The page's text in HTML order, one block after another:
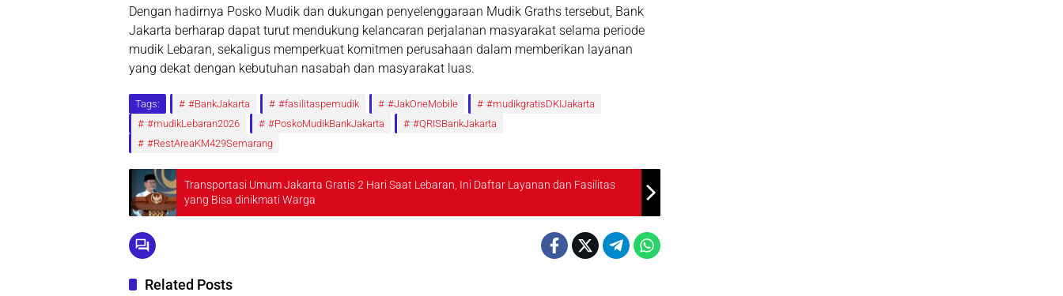
Dengan hadirnya Posko Mudik dan dukungan penyelenggaraan Mudik Graths tersebut, Bank
Jakarta berharap dapat turut mendukung kelancaran perjalanan masyarakat selama periode
mudik Lebaran, sekaligus memperkuat komitmen perusahaan dalam memberikan layanan
yang dekat dengan kebutuhan nasabah dan masyarakat luas.
Tags: #BankJakarta #fasilitaspemudik #JakOneMobile
#mudikgratisDKIJakarta
#mudikLebaran2026
#PoskoMudikBankJakarta
#QRISBankJakarta
#RestAreaKM429Semarang
Transportasi Umum Jakarta Gratis 2 Hari Saat Lebaran, Ini Daftar Layanan dan Fasilitas
yang Bisa dinikmati Warga
Related Posts